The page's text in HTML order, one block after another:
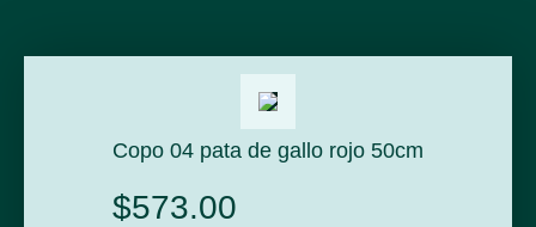
Copo 04 pata de gallo rojo 50cm
$573.00